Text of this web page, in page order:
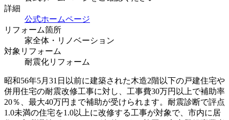
詳細
公式ホームページ
リフォーム箇所
家全体・リノベーション
対象リフォーム
耐震化リフォーム
昭和56年5月31日以前に建築された木造2階以下の戸建住宅や
併用住宅の耐震改修工事に対し、工事費30万円以上で補助率
20％、最大40万円まで補助が受けられます。耐震診断で評点
1.0未満の住宅を1.0以上に改修する工事が対象で、市内に居